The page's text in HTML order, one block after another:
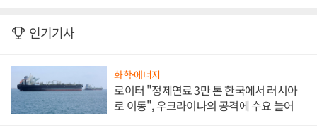
인기기사
화학·에너지
로이터 "정제연료 3만 톤 한국에서 러시아
로 이동", 우크라이나의 공격에 수요 늘어